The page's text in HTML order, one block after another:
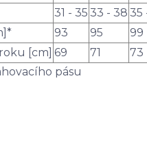
31 - 35 33 - 38 35
93 95 99
[cm] 69 71 73
pásu